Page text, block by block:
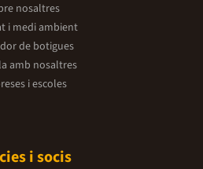
nosaltres
i medi ambient
de botigues
amb nosaltres
i escoles
i socis